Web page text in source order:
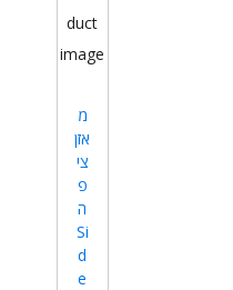
מ
אזן
צי
פ
ה
Si
d
e